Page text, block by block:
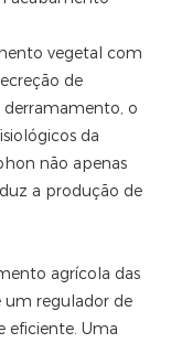
vegetal com
de
derramamento, o
da
não apenas
a produção de
agrícola das
um regulador de
eficiente. Uma